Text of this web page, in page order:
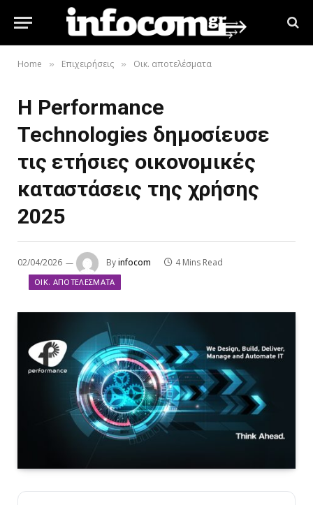
Home » Επιχειρήσεις » Οικ. αποτελέσματα
Η Performance
Technologies δημοσίευσε
τις ετήσιες οικονομικές
καταστάσεις της χρήσης
2025
02/04/2026 Byinfocom 4 Mins Read
ΟΙΚ. ΑΠΟΤΕΛΈΣΜΑΤΑ